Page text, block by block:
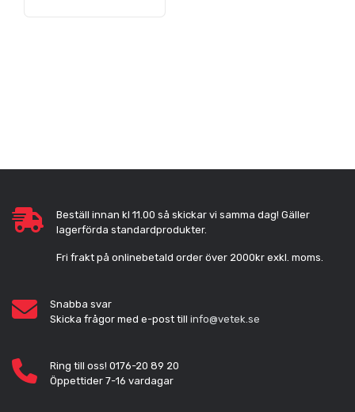
Beställ innan kl 11.00 så skickar vi samma dag! Gäller
lagerförda standardprodukter.
Fri frakt på onlinebetald order över 2000kr exkl. moms.
Snabba svar
Skicka frågor med e-post till info@vetek.se
Ring till oss! 0176-20 89 20
Öppettider 7-16 vardagar